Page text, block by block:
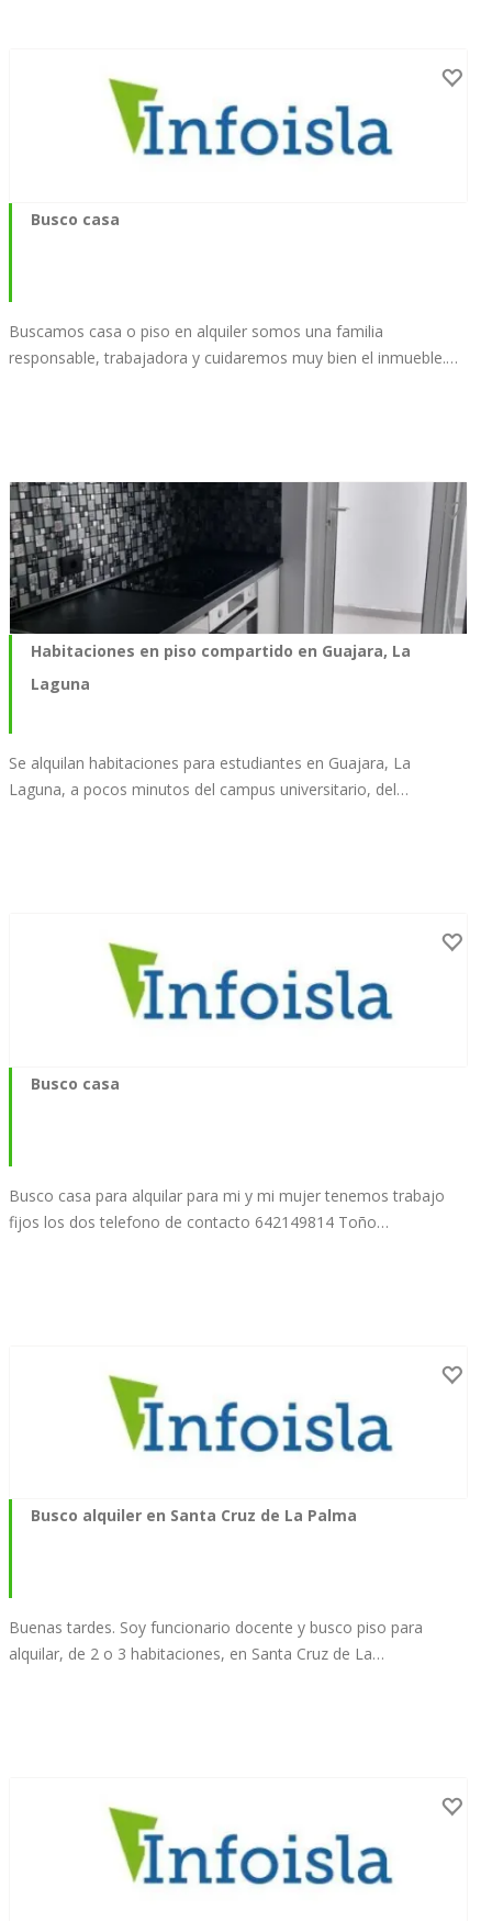
Busco casa
Buscamos casa o piso en alquiler somos una familia
responsable, trabajadora y cuidaremos muy bien el inmueble.…
Habitaciones en piso compartido en Guajara, La
Laguna
Se alquilan habitaciones para estudiantes en Guajara, La
Laguna, a pocos minutos del campus universitario, del…
Busco casa
Busco casa para alquilar para mi y mi mujer tenemos trabajo
fijos los dos telefono de contacto 642149814 Toño…
Busco alquiler en Santa Cruz de La Palma
Buenas tardes. Soy funcionario docente y busco piso para
alquilar, de 2 o 3 habitaciones, en Santa Cruz de La…